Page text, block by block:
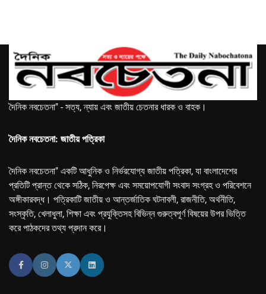
দৈনিক নবচেতনা" - সত্য, ন্যায় এবং জাতীয় চেতনার ধারক ও বাহক।
দৈনিক নবচেতনা: জাতীয় পত্রিকা
দৈনিক নবচেতনা" একটি আধুনিক ও নির্ভরযোগ্য জাতীয় পত্রিকা, যা বাংলাদেশের
প্রতিটি প্রান্ত থেকে সঠিক, নিরপেক্ষ এবং সময়োপযোগী সংবাদ সংগ্রহ ও পরিবেশনে
অঙ্গীকারবদ্ধ। পত্রিকাটি জাতীয় ও আন্তর্জাতিক ঘটনাবলী, রাজনীতি, অর্থনীতি,
সংস্কৃতি, খেলাধুলা, শিক্ষা এবং প্রযুক্তিসহ বিভিন্ন গুরুত্বপূর্ণ বিষয়ের উপর ভিত্তি
করে পাঠকদের তথ্য প্রদান করে।